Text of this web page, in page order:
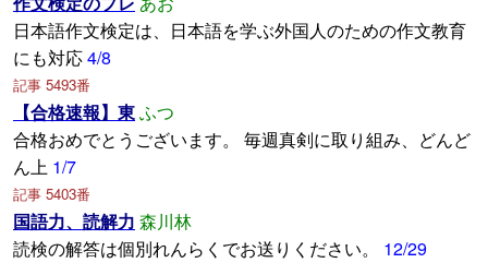
日本語作文検定は、日本語を学ぶ外国人のための作文教育
にも対応4/8
記事 5493番
【合格速報】東ふつ
合格おめでとうございます。 毎週真剣に取り組み、どんど
ん上 1/7
記事 5403番
国語力、読解力 森川林
読検の解答は個別れんらくでお送りください。
12/29